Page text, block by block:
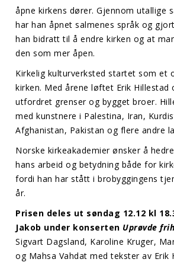
åpne kirkens dører. Gjennom utallige
har han åpnet salmenes språk og
han bidratt til å endre kirken og at
den som mer åpen.
Kirkelig kulturverksted startet som et
kirken. Med årene løftet Erik Hillestad
utfordret grenser og bygget broer.
med kunstnere i Palestina, Iran,
Afghanistan, Pakistan og flere andre
Norske kirkeakademier ønsker å
hans arbeid og betydning både for
fordi han har stått i brobyggingens
år.
Prisen deles ut søndag 12.12 kl
Jakob under konserten Uprøvde
Sigvart Dagsland, Karoline Kruger,
og Mahsa Vahdat med tekster av Erik